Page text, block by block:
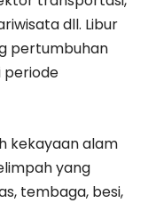
dll. Libur
pertumbuhan
periode
kekayaan alam
yang
tembaga, besi,